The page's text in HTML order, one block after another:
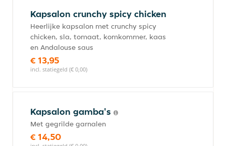
Kapsalon crunchy spicy chicken
Heerlijke kapsalon met crunchy spicy
chicken, sla, tomaat, komkommer, kaas
en Andalouse saus
€ 13,95
incl. statiegeld (€ 0,00)
Kapsalon gamba's
Met gegrilde garnalen
€ 14,50